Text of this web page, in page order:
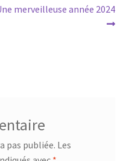
merveilleuse année 2024
pas publiée. Les